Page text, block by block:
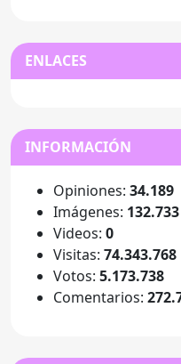
ENLACES
INFORMACIÓN
Opiniones: 34.189
Imágenes: 132.733
Videos: 0
Visitas: 74.343.768
Votos: 5.173.738
Comentarios: